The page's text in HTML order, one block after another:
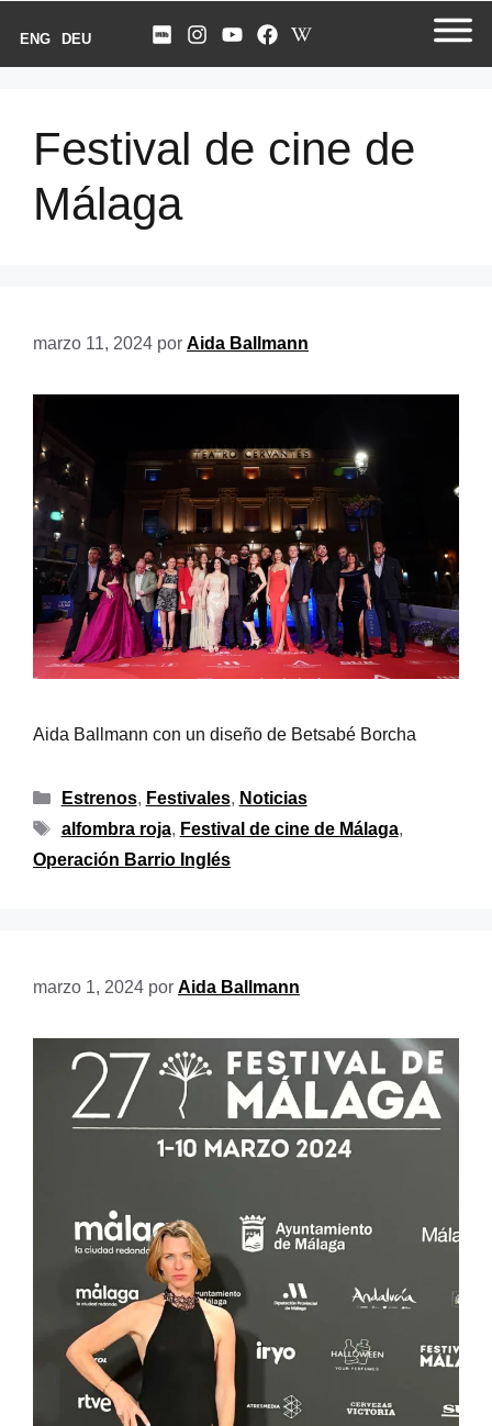
ENG DEU
Festival de cine de
Málaga
marzo 11, 2024 por Aida Ballmann
Aida Ballmann con un diseño de Betsabé Borcha
Estrenos, Festivales, Noticias
alfombra roja, Festival de cine de Málaga,
Operación Barrio Inglés
marzo 1, 2024 por Aida Ballmann